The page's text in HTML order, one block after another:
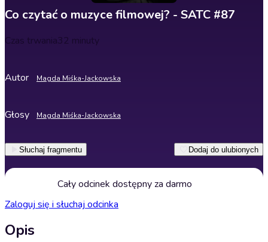
Co czytać o muzyce filmowej? - SATC #87
Czas trwania32 minuty
Autor Magda Miśka-Jackowska
Głosy Magda Miśka-Jackowska
Słuchaj fragmentu Dodaj do ulubionych
Cały odcinek dostępny za darmo
Zaloguj się i słuchaj odcinka
Opis